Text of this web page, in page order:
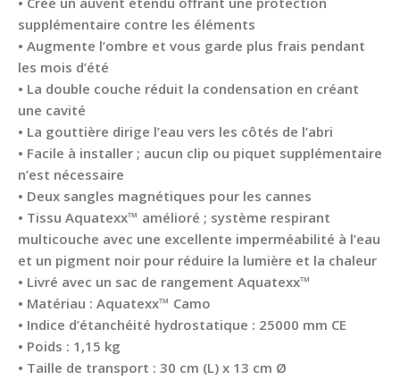
supplémentaire contre les éléments
• Augmente l’ombre et vous garde plus frais pendant
les mois d’été
• La double couche réduit la condensation en créant
une cavité
• La gouttière dirige l’eau vers les côtés de l’abri
• Facile à installer ; aucun clip ou piquet supplémentaire
n’est nécessaire
• Deux sangles magnétiques pour les cannes
• Tissu Aquatexx™ amélioré ; système respirant
multicouche avec une excellente imperméabilité à l’eau
et un pigment noir pour réduire la lumière et la chaleur
• Livré avec un sac de rangement Aquatexx™
• Matériau : Aquatexx™ Camo
• Indice d’étanchéité hydrostatique : 25000 mm CE
• Poids : 1,15 kg
• Taille de transport : 30 cm (L) x 13 cm Ø